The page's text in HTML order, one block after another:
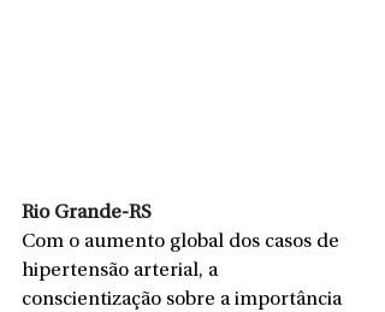
Rio Grande-RS
Com o aumento global dos casos de
hipertensão arterial, a
conscientização sobre a importância